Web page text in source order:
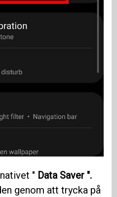
" Data Saver ".
genom att trycka på